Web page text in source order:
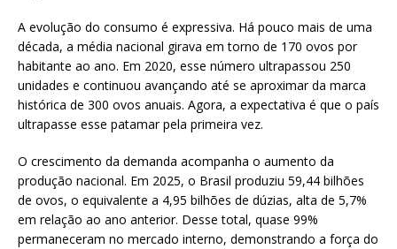
A evolução do consumo é expressiva. Há pouco mais de uma
década, a média nacional girava em torno de 170 ovos por
habitante ao ano. Em 2020, esse número ultrapassou 250
unidades e continuou avançando até se aproximar da marca
histórica de 300 ovos anuais. Agora, a expectativa é que o país
ultrapasse esse patamar pela primeira vez.
O crescimento da demanda acompanha o aumento da
produção nacional. Em 2025, o Brasil produziu 59,44 bilhões
de ovos, o equivalente a 4,95 bilhões de dúzias, alta de 5,7%
em relação ao ano anterior. Desse total, quase 99%
permaneceram no mercado interno, demonstrando a força do